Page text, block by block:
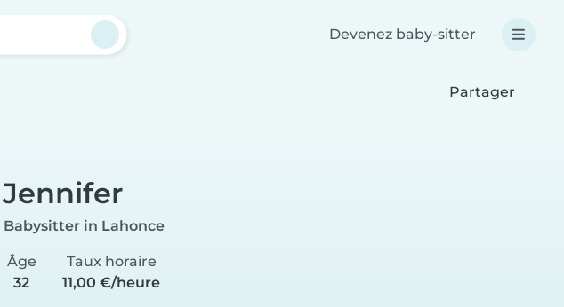
Devenez baby-sitter
Partager
Jennifer
Babysitter in Lahonce
Âge
32
Taux horaire
11,00 €/heure